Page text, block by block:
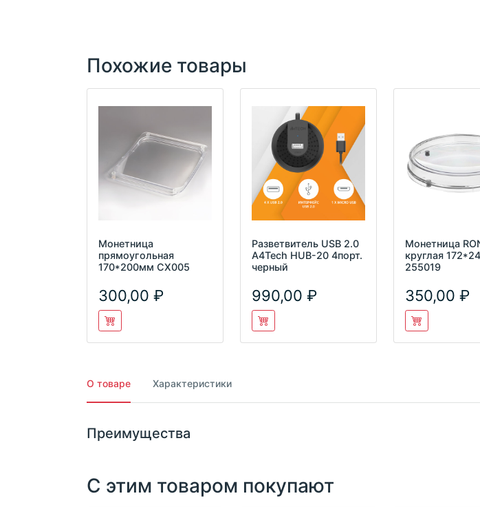
Похожие товары
Монетница
прямоугольная
170*200мм СХ005
300,00
Разветвитель USB 2.0
A4Tech HUB-20 4порт.
черный
990,00
Монетница
круглая
255019
350,00
О товаре Характеристики
Преимущества
С этим товаром покупают